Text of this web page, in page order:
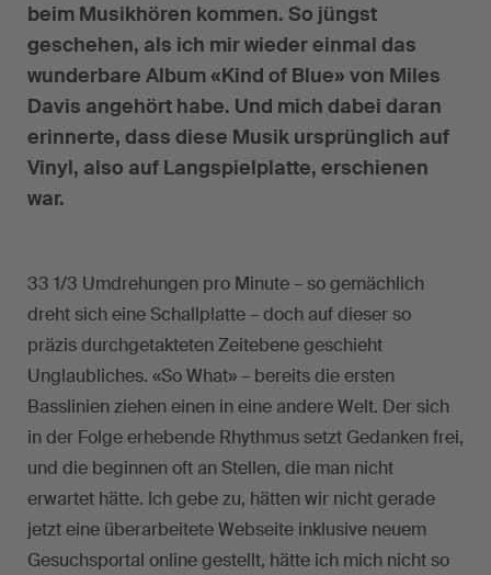
beim Musikhören kommen. So jüngst
geschehen, als ich mir wieder einmal das
wunderbare Album «Kind of Blue» von Miles
Davis angehört habe. Und mich dabei daran
erinnerte, dass diese Musik ursprünglich auf
Vinyl, also auf Langspielplatte, erschienen
war.
33 1/3 Umdrehungen pro Minute – so gemächlich
dreht sich eine Schallplatte – doch auf dieser so
präzis durchgetakteten Zeitebene geschieht
Unglaubliches. «So What» – bereits die ersten
Basslinien ziehen einen in eine andere Welt. Der sich
in der Folge erhebende Rhythmus setzt Gedanken frei,
und die beginnen oft an Stellen, die man nicht
erwartet hätte. Ich gebe zu, hätten wir nicht gerade
jetzt eine überarbeitete Webseite inklusive neuem
Gesuchsportal online gestellt, hätte ich mich nicht so